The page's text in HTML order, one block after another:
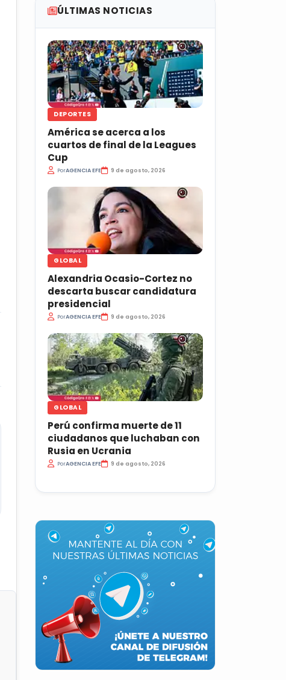
ÚLTIMAS NOTICIAS
DEPORTES
América se acerca a los
cuartos de final de la Leagues
Cup
PorAGENCIA EFE 9 de agosto, 2026
GLOBAL
Alexandria Ocasio-Cortez no
descarta buscar candidatura
presidencial
PorAGENCIA EFE 9 de agosto, 2026
GLOBAL
Perú confirma muerte de 11
ciudadanos que luchaban con
Rusia en Ucrania
PorAGENCIA EFE 9 de agosto, 2026